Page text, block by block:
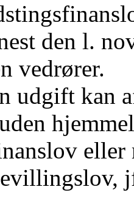
den l.
vedrører.
udgift kan